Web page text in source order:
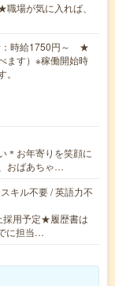
場が気に入れば、
：時給1750円～ ★
ます）※稼働開始時
＊お年寄りを笑顔に
おばあちゃ…
キル不要 / 英語力不
用予定★履歴書は
に担当…